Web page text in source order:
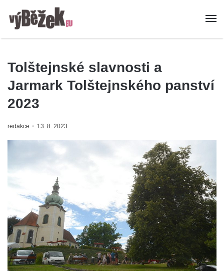
Tolštejnské slavnosti a
Jarmark Tolštejnského panství
2023
redakce 13. 8. 2023